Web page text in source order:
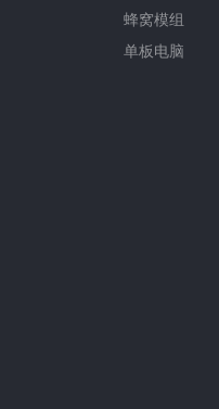
蜂窝模组
单板电脑